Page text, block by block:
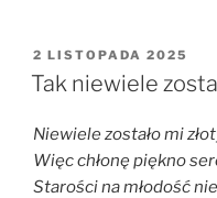
OPUBLIKOWANE
W
2 LISTOPADA 2025
Tak niewiele
Niewiele zostało mi
Więc chłonę piękno
Starości na młodość